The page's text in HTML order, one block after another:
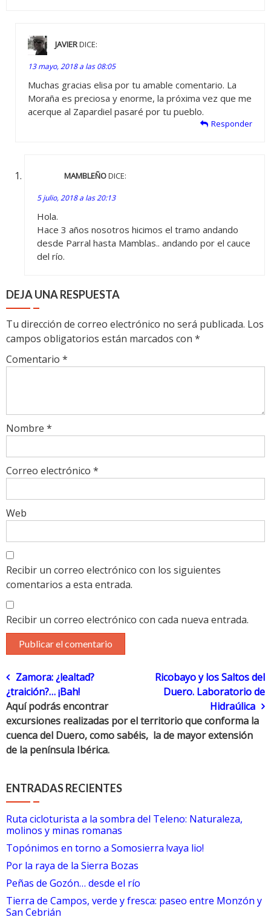
JAVIERDICE:
13 mayo, 2018 a las 08:05
Muchas gracias elisa por tu amable comentario. La
Moraña es preciosa y enorme, la próxima vez que me
acerque al Zapardiel pasaré por tu pueblo.
Responder
MAMBLEÑODICE:
5 julio, 2018 a las 20:13
Hola.
Hace 3 años nosotros hicimos el tramo andando
desde Parral hasta Mamblas.. andando por el cauce
del río.
DEJA UNA RESPUESTA
Tu dirección de correo electrónico no será publicada. Los
campos obligatorios están marcados con *
Comentario *
Nombre *
Correo electrónico *
Web
Recibir un correo electrónico con los siguientes
comentarios a esta entrada.
Recibir un correo electrónico con cada nueva entrada.
Navegación
de
entradas
Zamora: ¿lealtad?
¿traición?… ¡Bah!
Ricobayo y los Saltos del
Duero. Laboratorio de
Hidraúlica
Aquí podrás encontrar
excursiones realizadas por el territorio que conforma la
cuenca del Duero, como sabéis, la de mayor extensión
de la península Ibérica.
ENTRADAS RECIENTES
Ruta cicloturista a la sombra del Teleno: Naturaleza,
molinos y minas romanas
Topónimos en torno a Somosierra !vaya lio!
Por la raya de la Sierra Bozas
Peñas de Gozón… desde el río
Tierra de Campos, verde y fresca: paseo entre Monzón y
San Cebrián